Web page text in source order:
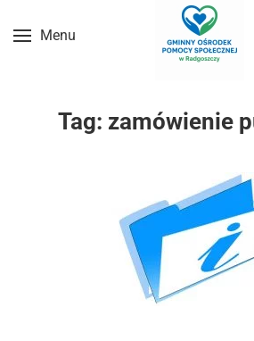
Przejdź do treści głównej
Menu
Tag: zamówienie